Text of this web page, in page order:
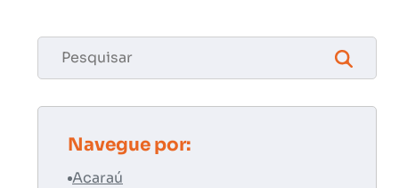
Navegue por:
Acaraú